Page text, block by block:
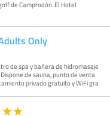
de Camprodón. El Hotel
Only
de spa y bañera de hidromasaje
de sauna, punto de venta
privado gratuito y WiFi gra